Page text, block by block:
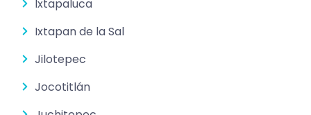
Ixtapaluca
Ixtapan de la Sal
Jilotepec
Jocotitlán